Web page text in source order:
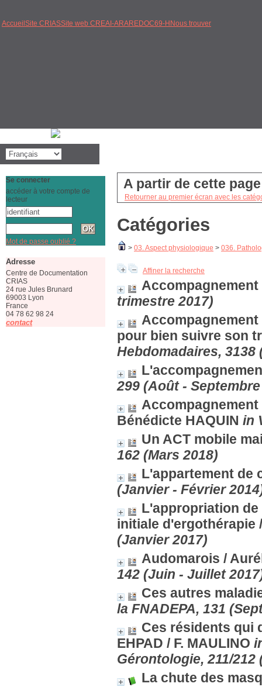
A partir de cette
Retourner au premier écran avec les
Catégories
> 03. Aspect physiologique > 036.
Affiner la recherche
Accompagnement
trimestre 2017)
pour bien suivre son
Hebdomadaires, 3138
299 (Août -
Bénédicte HAQUIN in
Un ACT mobile
162 (Mars 2018)
L'appartement de
(Janvier - Février
L'appropriation
initiale d'ergothérapie
(Janvier 2017)
Audomarois /
142 (Juin - Juillet
Ces autres
la FNADEPA, 131
Ces résidents qui
EHPAD / F. MAULINO
Gérontologie, 211/
La chute des
Accueil Site CRIASSite web CREAI-ARAREDOC69-H Nous trouver
Se connecter
accéder à votre compte de
lecteur
Mot de passe oublié ?
Adresse
Centre de Documentation
CRIAS
24 rue Jules Brunard
69003 Lyon
France
04 78 62 98 24
contact